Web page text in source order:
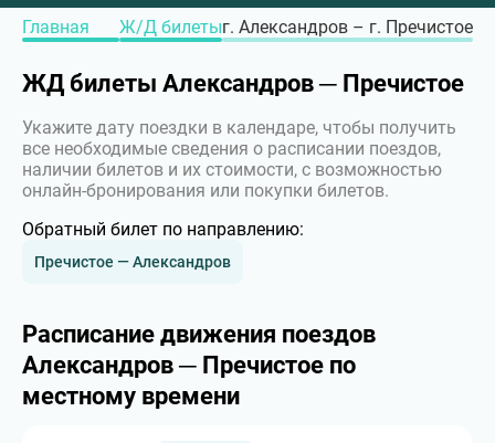
Главная Ж/Д билетыг. Александров – г. Пречистое
ЖД билеты Александров ─ Пречистое
Укажите дату поездки в календаре, чтобы получить
все необходимые сведения о расписании поездов,
наличии билетов и их стоимости, с возможностью
онлайн-бронирования или покупки билетов.
Обратный билет по направлению:
Пречистое — Александров
Расписание движения поездов
Александров ─ Пречистое по
местному времени